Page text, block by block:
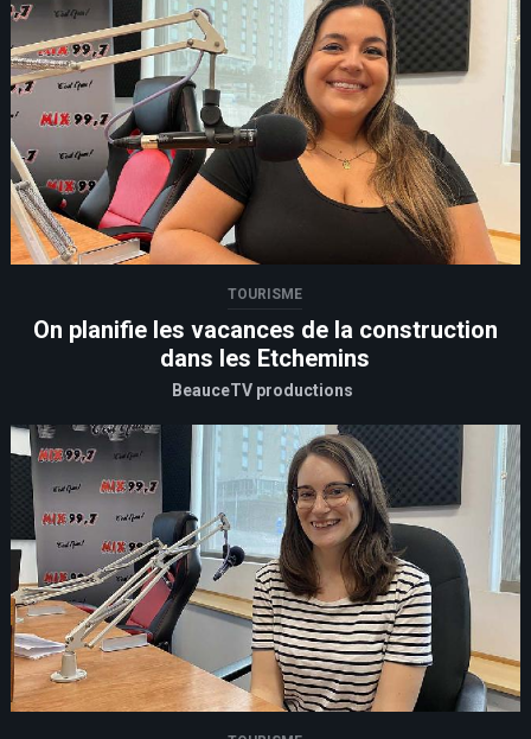
TOURISME
On planifie les vacances de la construction
dans les Etchemins
BeauceTV productions